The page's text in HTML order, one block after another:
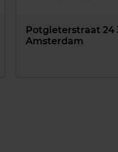
Potgieterstraat 24
Amsterdam